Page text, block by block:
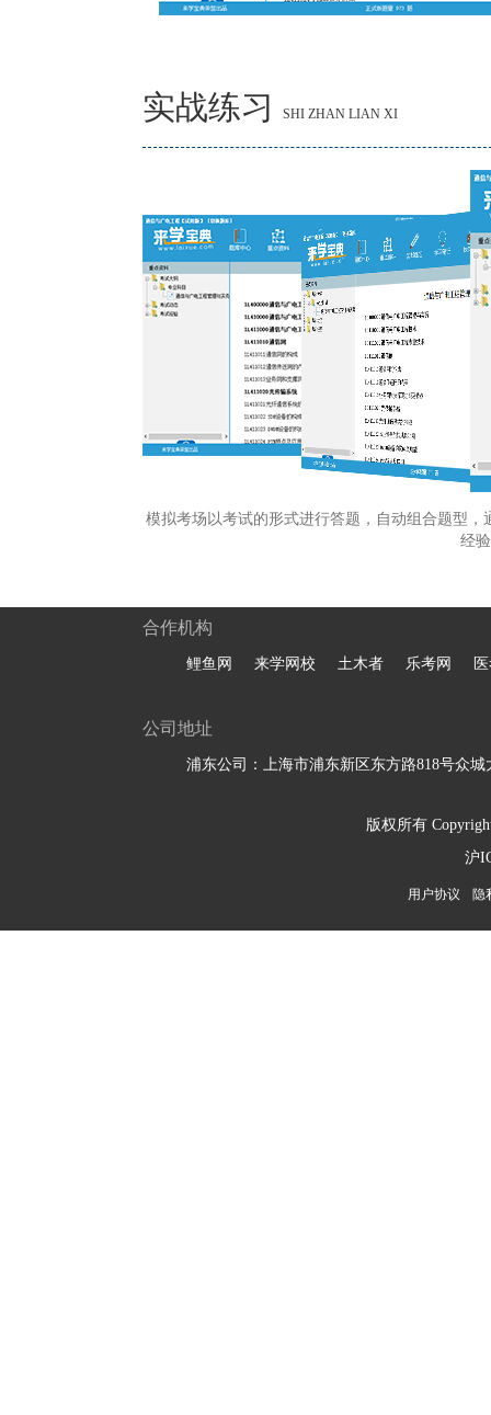
实战练习 SHI ZHAN LIAN XI
模拟考场以考试的形式进行答题，自动组合题型
经
合作机构
鲤鱼网 来学网校 土木者 乐考网
公司地址
浦东公司：上海市浦东新区东方路818号众城
版权所有
沪
用户协议 隐